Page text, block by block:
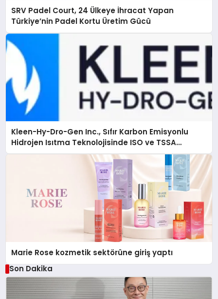
SRV Padel Court, 24 Ülkeye İhracat Yapan
Türkiye’nin Padel Kortu Üretim Gücü
Kleen-Hy-Dro-Gen Inc., Sıfır Karbon Emisyonlu
Hidrojen Isıtma Teknolojisinde ISO ve TSSA
Düzenleyici Onaylarını Aldı
Marie Rose kozmetik sektörüne giriş yaptı
Son Dakika